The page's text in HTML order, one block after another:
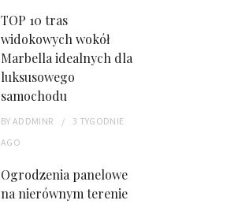
TOP 10 tras
widokowych wokół
Marbella idealnych dla
luksusowego
samochodu
BYADDMINR
3 TYGODNIE
AGO
Ogrodzenia panelowe
na nierównym terenie